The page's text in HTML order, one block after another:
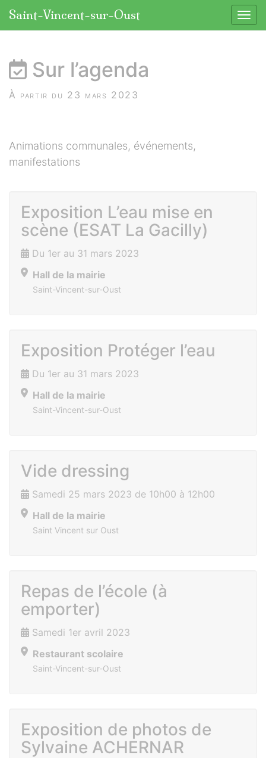
Saint-Vincent-sur-Oust
Sur l’agenda
À partir du 23 mars 2023
Animations communales, événements,
manifestations
Exposition L’eau mise en
scène (ESAT La Gacilly)
Du 1er au 31 mars 2023
Hall de la mairie
Saint-Vincent-sur-Oust
Exposition Protéger l’eau
Du 1er au 31 mars 2023
Hall de la mairie
Saint-Vincent-sur-Oust
Vide dressing
Samedi 25 mars 2023 de 10h00 à 12h00
Hall de la mairie
Saint Vincent sur Oust
Repas de l’école (à
emporter)
Samedi 1er avril 2023
Restaurant scolaire
Saint-Vincent-sur-Oust
Exposition de photos de
Sylvaine ACHERNAR
Panneau de gestion des cookies